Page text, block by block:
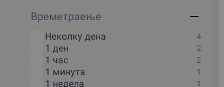
Одмор и викенд 1
доживување
1
Масажи и SPA 1
Туризам и патувања 1
Кулинарски задоволства 1
Времетраење
Неколку дена 4
1 ден 2
1 час 2
1 минута 1
1 недела 1